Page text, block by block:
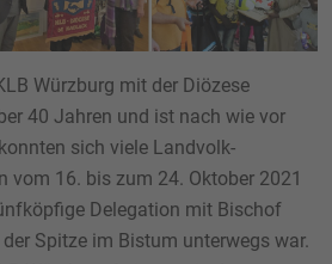
Würzburg mit der Diözese
40 Jahren und ist nach wie vor
sich viele Landvolk-
vom 16. bis zum 24. Oktober 2021
Delegation mit Bischof
Spitze im Bistum unterwegs war.